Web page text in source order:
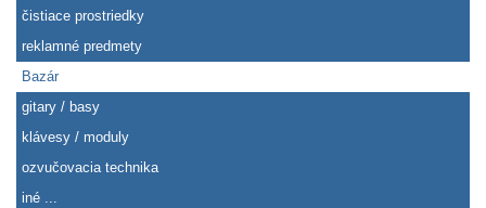
čistiace prostriedky
reklamné predmety
Bazár
gitary / basy
klávesy / moduly
ozvučovacia technika
iné ...